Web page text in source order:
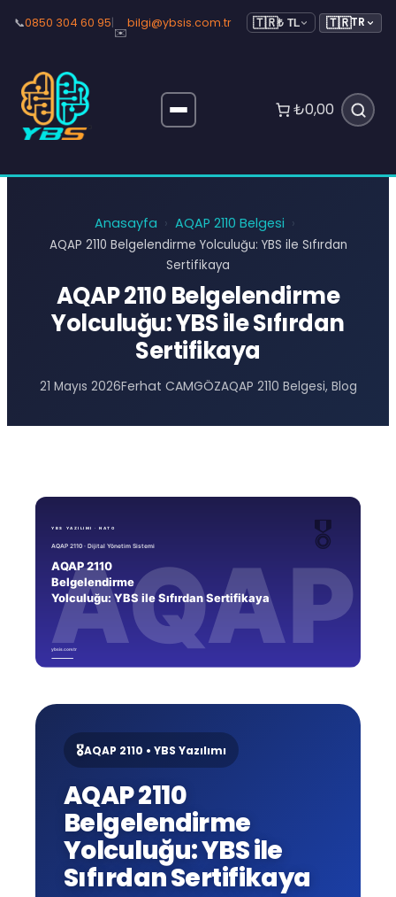
📞0850 304 60 95|
✉️
bilgi@ybsis.com.tr 🇹🇷₺ TL 🇹🇷TR
₺0,00
Anasayfa › AQAP 2110 Belgesi ›
AQAP 2110 Belgelendirme Yolculuğu: YBS ile Sıfırdan
Sertifikaya
AQAP 2110 Belgelendirme
Yolculuğu: YBS ile Sıfırdan
Sertifikaya
21 Mayıs 2026Ferhat CAMGÖZAQAP 2110 Belgesi, Blog
🎖️AQAP 2110 • YBS Yazılımı
AQAP 2110
Belgelendirme
Yolculuğu: YBS ile
Sıfırdan Sertifikaya